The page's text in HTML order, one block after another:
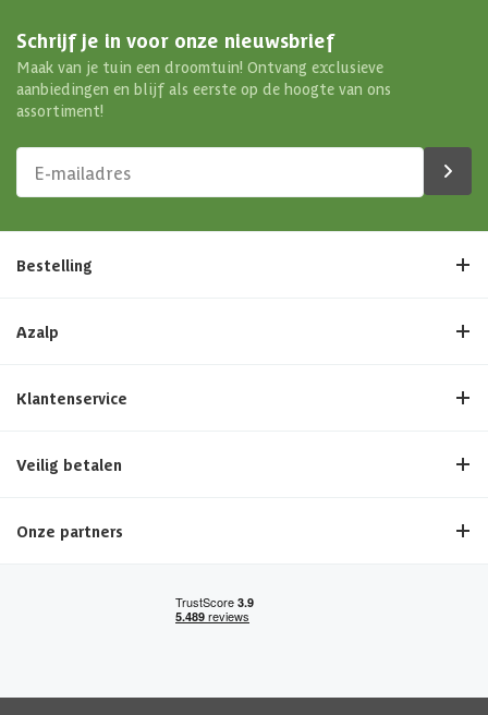
Aantal ramen
Afmetingen (bxl) 530 x 430 cm
Schrijf je in voor onze nieuwsbrief
Maak van je tuin een droomtuin! Ontvang exclusieve
aanbiedingen en blijf als eerste op de hoogte van ons
assortiment!
Bestelling
Azalp
Klantenservice
Veilig betalen
Onze partners